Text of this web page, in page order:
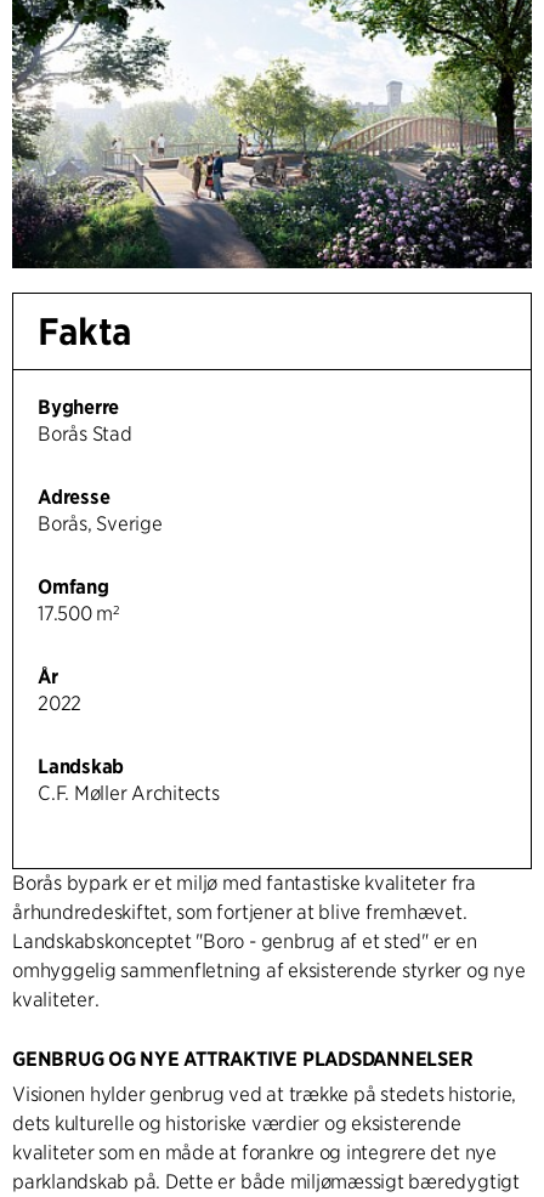
Fakta
Bygherre
Borås Stad
Adresse
Borås, Sverige
Omfang
17.500 m²
År
2022
Landskab
C.F. Møller Architects
Borås bypark er et miljø med fantastiske kvaliteter fra
århundredeskiftet, som fortjener at blive fremhævet.
Landskabskonceptet "Boro - genbrug af et sted" er en
omhyggelig sammenfletning af eksisterende styrker og nye
kvaliteter.
GENBRUG OG NYE ATTRAKTIVE PLADSDANNELSER
Visionen hylder genbrug ved at trække på stedets historie,
dets kulturelle og historiske værdier og eksisterende
kvaliteter som en måde at forankre og integrere det nye
parklandskab på. Dette er både miljømæssigt bæredygtigt